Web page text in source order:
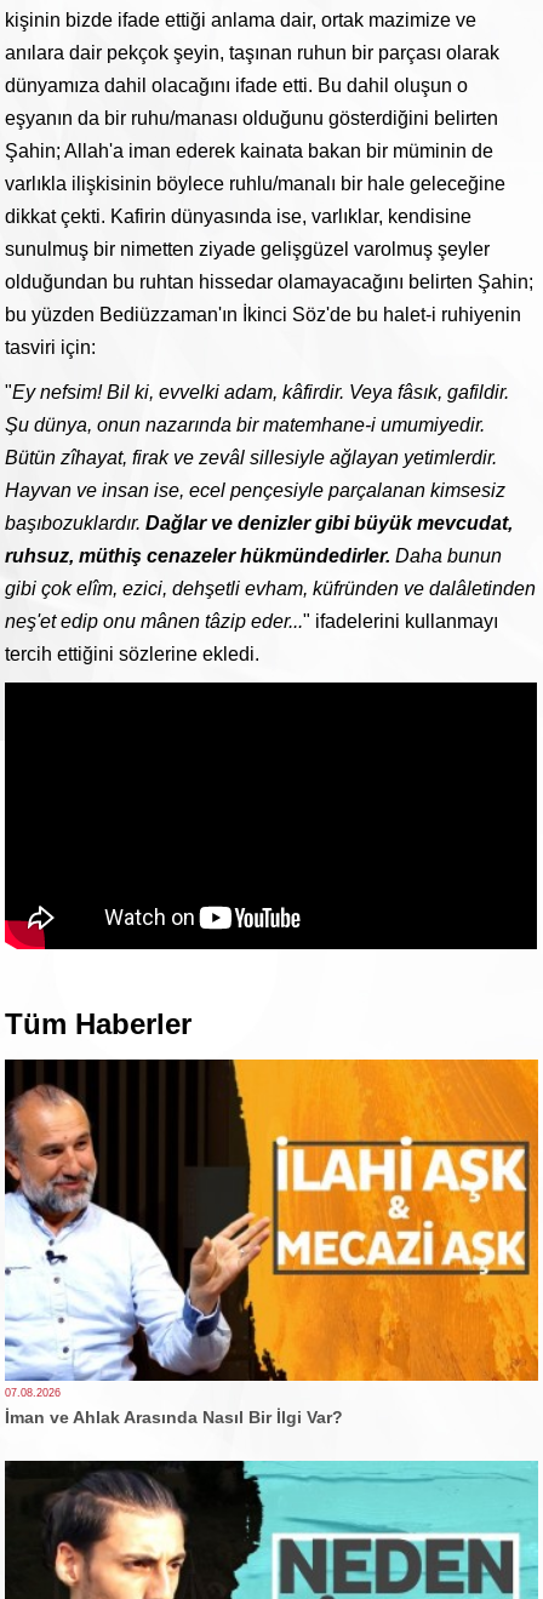
kişinin bizde ifade ettiği anlama dair, ortak mazimize ve
anılara dair pekçok şeyin, taşınan ruhun bir parçası olarak
dünyamıza dahil olacağını ifade etti. Bu dahil oluşun o
eşyanın da bir ruhu/manası olduğunu gösterdiğini belirten
Şahin; Allah'a iman ederek kainata bakan bir müminin de
varlıkla ilişkisinin böylece ruhlu/manalı bir hale geleceğine
dikkat çekti. Kafirin dünyasında ise, varlıklar, kendisine
sunulmuş bir nimetten ziyade gelişgüzel varolmuş şeyler
olduğundan bu ruhtan hissedar olamayacağını belirten Şahin;
bu yüzden Bediüzzaman'ın İkinci Söz'de bu halet-i ruhiyenin
tasviri için:
"Ey nefsim! Bil ki, evvelki adam, kâfirdir. Veya fâsık, gafildir.
Şu dünya, onun nazarında bir matemhane-i umumiyedir.
Bütün zîhayat, firak ve zevâl sillesiyle ağlayan yetimlerdir.
Hayvan ve insan ise, ecel pençesiyle parçalanan kimsesiz
başıbozuklardır.Dağlar ve denizler gibi büyük mevcudat,
ruhsuz, müthiş cenazeler hükmündedirler. Daha bunun
gibi çok elîm, ezici, dehşetli evham, küfründen ve dalâletinden
neş'et edip onu mânen tâzip eder..." ifadelerini kullanmayı
tercih ettiğini sözlerine ekledi.
Tüm Haberler
07.08.2026
İman ve Ahlak Arasında Nasıl Bir İlgi Var?